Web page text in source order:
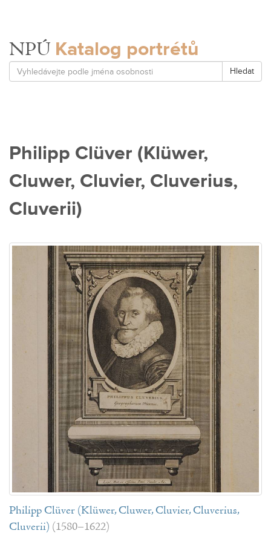
NPÚ Katalog portrétů
Hledat
Philipp Clüver (Klüwer,
Cluwer, Cluvier, Cluverius,
Cluverii)
Philipp Clüver (Klüwer, Cluwer, Cluvier, Cluverius,
Cluverii) (1580–1622)